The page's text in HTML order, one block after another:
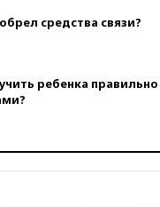
средства связи?
ребенка